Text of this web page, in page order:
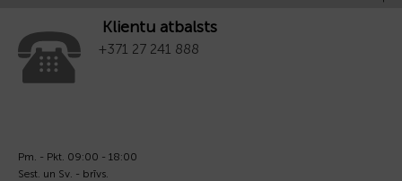
Klientu atbalsts
+371 27 241 888
Pm. - Pkt. 09:00 - 18:00
Sest. un Sv. - brīvs.